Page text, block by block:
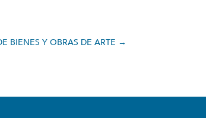
BIENES Y OBRAS DE ARTE →